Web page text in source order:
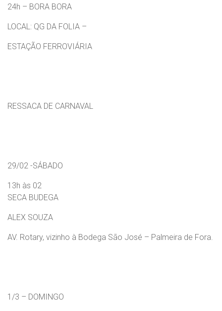
24h – BORA BORA
LOCAL: QG DA FOLIA –
ESTAÇÃO FERROVIÁRIA
RESSACA DE CARNAVAL
29/02 -SÁBADO
13h às 02
SECA BUDEGA
ALEX SOUZA
AV. Rotary, vizinho à Bodega São José – Palmeira de Fora.
1/3 – DOMINGO